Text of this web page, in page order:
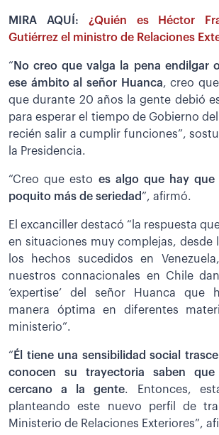
MIRA AQUÍ: ¿Quién es Héctor
Gutiérrez el ministro de Relaciones
“ No creo que valga la pena endilgar
ese ámbito al señor Huanca, creo
que durante 20 años la gente debió
para esperar el tiempo de Gobierno
recién salir a cumplir funciones”,
la Presidencia.
“Creo que esto es algo que hay
poquito más de seriedad ”, afirmó.
El excanciller destacó “la respuesta
en situaciones muy complejas, desde
los hechos sucedidos en
nuestros connacionales en Chile
‘expertise’ del señor Huanca que
manera óptima en diferentes
ministerio”.
“ Él tiene una sensibilidad social
conocen su trayectoria saben
cercano a la gente. Entonces,
planteando este nuevo perfil de
Ministerio de Relaciones Exteriores”,